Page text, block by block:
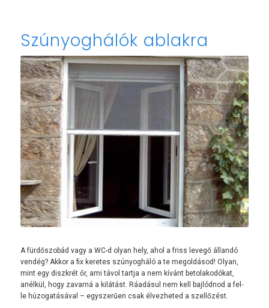
Szúnyoghálók ablakra
A fürdőszobád vagy a WC-d olyan hely, ahol a friss levegő állandó
vendég? Akkor a fix keretes szúnyogháló a te megoldásod! Olyan,
mint egy diszkrét őr, ami távol tartja a nem kívánt betolakodókat,
anélkül, hogy zavarná a kilátást. Ráadásul nem kell bajlódnod a fel-
le húzogatásával – egyszerűen csak élvezheted a szellőzést.